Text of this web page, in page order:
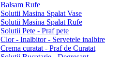
Balsam Rufe
Solutii Masina Spalat Vase
Solutii Masina Spalat Rufe
Solutii Pete - Praf pete
Clor - Inalbitor - Servetele inalbire
Crema curatat - Praf de Curatat